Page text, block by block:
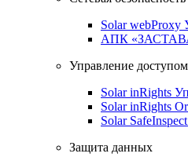
Solar webProxy
АПК
Управление доступом
Solar inRights
Solar inRights
Solar SafeInspect
Защита данных